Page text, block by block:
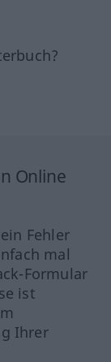
Online
Fehler
mal
Formular
ist
Ihrer